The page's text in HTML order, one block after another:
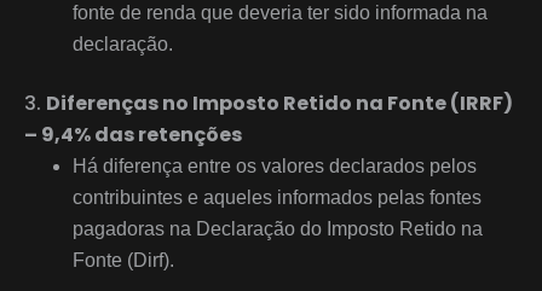
fonte de renda que deveria ter sido informada na
declaração.
Diferenças no Imposto Retido na Fonte (IRRF)
– 9,4% das retenções
Há diferença entre os valores declarados pelos
contribuintes e aqueles informados pelas fontes
pagadoras na Declaração do Imposto Retido na
Fonte (Dirf).